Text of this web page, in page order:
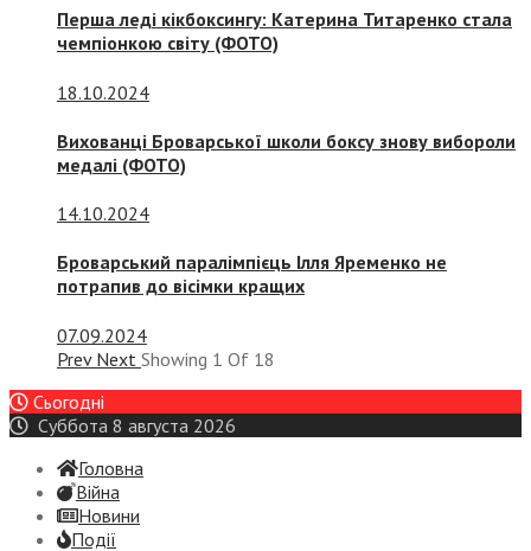
Перша леді кікбоксингу: Катерина Титаренко стала
чемпіонкою світу (ФОТО)
18.10.2024
Вихованці Броварської школи боксу знову вибороли
медалі (ФОТО)
14.10.2024
Броварський паралімпієць Ілля Яременко не
потрапив до вісімки кращих
07.09.2024
Prev Next Showing 1 Of 18
Сьогодні
Суббота 8 августа 2026
Головна
Війна
Новини
Події